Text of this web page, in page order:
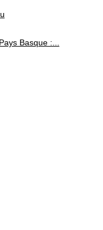
Basque :...